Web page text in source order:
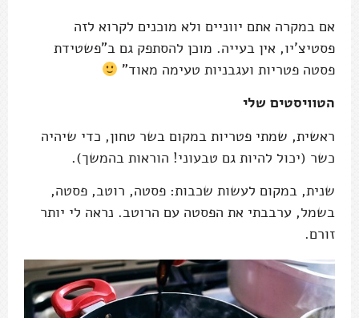
אם במקרה אתם יווניים ולא מוכנים לקרוא לזה
פסטיצ'יו, אין בעייה. מוכן להסתפק גם ב"פשטידת
פסטה פטריות ועגבניות טעימה מאוד"
הטוויסטים שלי
ראשית, שמתי פטריות במקום בשר טחון, כדי שיהיה
כשר (יכול להיות גם טבעוני! הוראות בהמשך).
שנית, במקום לעשות שכבות: פסטה, רוטב, פסטה,
בשמל, ערבבתי את הפסטה עם הרוטב. נראה לי יותר
זורם.